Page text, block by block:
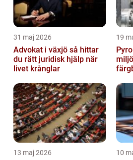
31 maj 2026
Advokat i växjö så hittar
du rätt juridisk hjälp när
livet krånglar
19
13 maj 2026 10